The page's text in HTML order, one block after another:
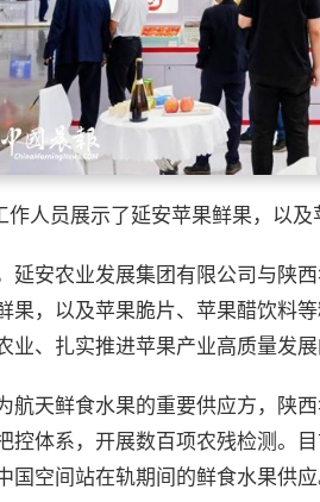
作人员展示了延安苹果鲜果，以及
延安农业发展集团有限公司与陕
果，以及苹果脆片、苹果醋饮料
业、扎实推进苹果产业高质量发展
航天鲜食水果的重要供应方，陕
控体系，开展数百项农残检测。
国空间站在轨期间的鲜食水果供应